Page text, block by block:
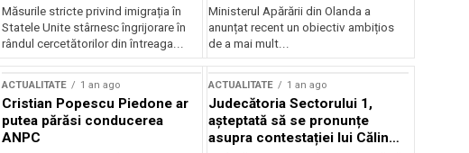
Măsurile stricte privind imigrația în
Statele Unite stârnesc îngrijorare în
rândul cercetătorilor din întreaga...
Ministerul Apărării din Olanda a
anunțat recent un obiectiv ambițios
de a mai mult...
ACTUALITATE 1 an ago
Cristian Popescu Piedone ar
putea părăsi conducerea
ANPC
ACTUALITATE 1 an ago
Judecătoria Sectorului 1,
așteptată să se pronunțe
asupra contestației lui Călin